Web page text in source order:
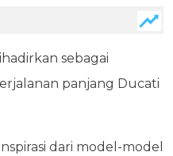
sebagai
panjang Ducati
dari model-model